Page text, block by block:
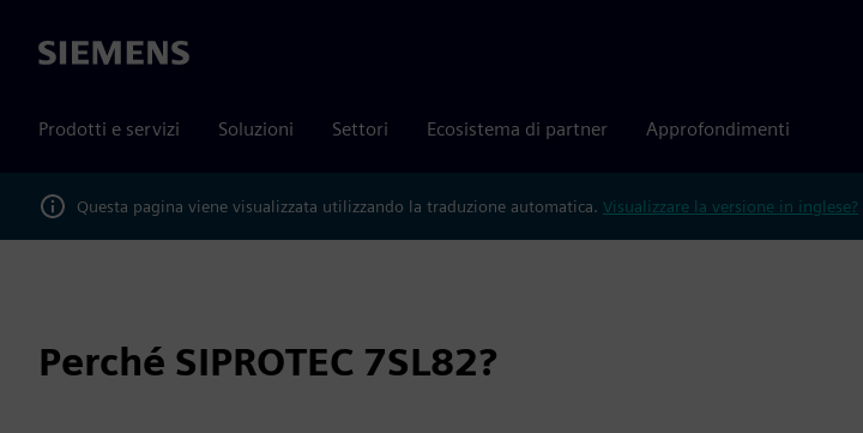
Siemens
Prodotti e servizi Soluzioni Settori Ecosistema di partner Approfondimenti
Questa pagina viene visualizzata utilizzando la traduzione automatica. Visualizzare la versione in inglese?
Perché SIPROTEC 7SL82?